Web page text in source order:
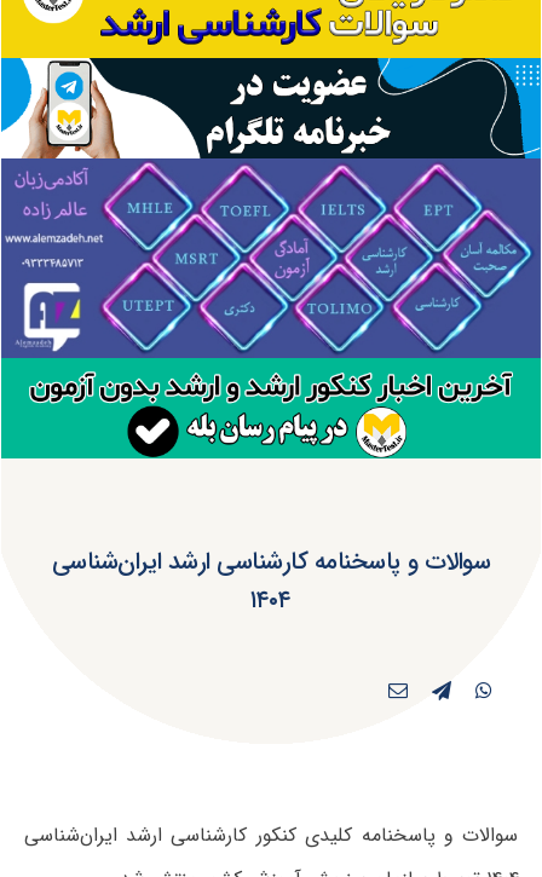
سوالات و پاسخنامه کارشناسی ارشد ایران‌شناسی
۱۴۰۴
سوالات و پاسخنامه کلیدی کنکور کارشناسی ارشد ایران‌شناسی